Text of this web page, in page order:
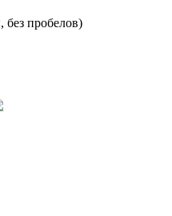
пробелов)